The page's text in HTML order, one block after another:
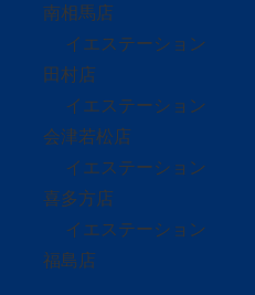
南相馬店
イエステーション
田村店
イエステーション
会津若松店
イエステーション
喜多方店
イエステーション
福島店